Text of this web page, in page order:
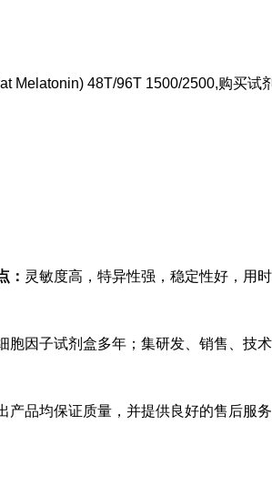
Melatonin) 48T/96T 1500/2500,购买试
： 灵敏度高，特异性强，稳定性好，用时
胞因子试剂盒多年；集研发、销售、技术
产品均保证质量，并提供良好的售后服务